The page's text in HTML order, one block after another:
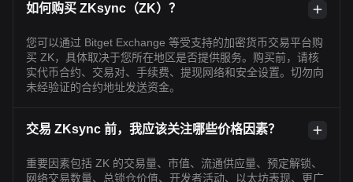
如何购买 ZKsync（ZK）？
您可以通过 Bitget Exchange 等受支持的加密货币交易平台购
买 ZK，具体取决于您所在地区是否提供服务。购买前，请核
实代币合约、交易对、手续费、提现网络和安全设置。切勿向
未经验证的合约地址发送资金。
交易 ZKsync 前，我应该关注哪些价格因素？
重要因素包括 ZK 的交易量、市值、流通供应量、预定解锁、
网络交易数量、总锁仓价值、开发者活动、以太坊表现、更广